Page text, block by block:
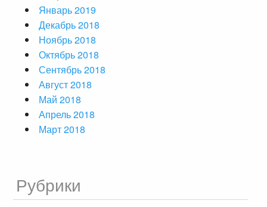
Январь 2019
Декабрь 2018
Ноябрь 2018
Октябрь 2018
Сентябрь 2018
Август 2018
Май 2018
Апрель 2018
Март 2018
Рубрики